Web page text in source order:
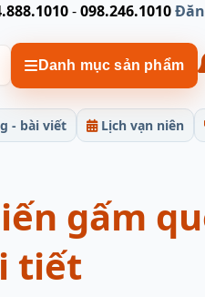
-098.246.1010
Danh mục sản phẩm
Lịch vạn niên
- bài viết
gấm
tiết